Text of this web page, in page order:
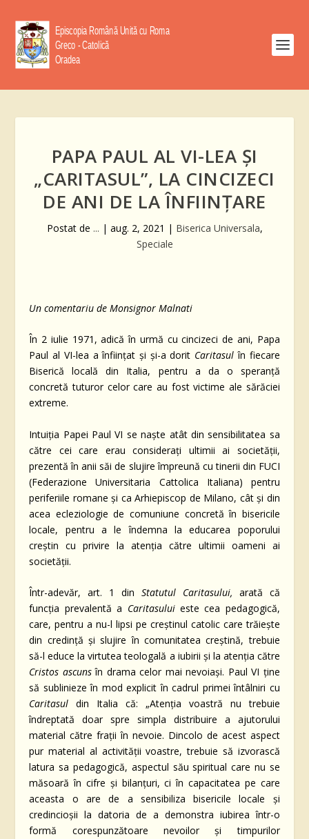
PAPA PAUL AL VI-LEA ȘI
„CARITASUL”, LA CINCIZECI
DE ANI DE LA ÎNFIINȚARE
Postat de ... | aug. 2, 2021 | Biserica Universala,
Speciale
Un comentariu de Monsignor Malnati
În 2 iulie 1971, adică în urmă cu cincizeci de ani, Papa
Paul al VI-lea a înființat și și-a dorit Caritasulîn fiecare
Biserică locală din Italia, pentru a da o speranță
concretă tuturor celor care au fost victime ale sărăciei
extreme.
Intuiția Papei Paul VI se naște atât din sensibilitatea sa
către cei care erau considerați ultimii ai societății,
prezentă în anii săi de slujire împreună cu tinerii din FUCI
(Federazione Universitaria Cattolica Italiana) pentru
periferiile romane și ca Arhiepiscop de Milano, cât și din
acea ecleziologie de comuniune concretă în bisericile
locale, pentru a le îndemna la educarea poporului
creștin cu privire la atenția către ultimii oameni ai
societății.
Într-adevăr, art. 1 din Statutul Caritasului, arată că
funcția prevalentă a Caritasuluieste cea pedagogică,
care, pentru a nu-l lipsi pe creștinul catolic care trăiește
din credință și slujire în comunitatea creștină, trebuie
să-l educe la virtutea teologală a iubirii și la atenția către
Cristos ascunsîn drama celor mai nevoiași. Paul VI ține
să sublinieze în mod explicit în cadrul primei întâlniri cu
Caritasul din Italia că: „Atenția voastră nu trebuie
îndreptată doar spre simpla distribuire a ajutorului
material către frații în nevoie. Dincolo de acest aspect
pur material al activității voastre, trebuie să izvorască
latura sa pedagogică, aspectul său spiritual care nu se
măsoară în cifre și bilanțuri, ci în capacitatea pe care
aceasta o are de a sensibiliza bisericile locale și
credincioșii la datoria de a demonstra iubirea într-o
formă corespunzătoare nevoilor și timpurilor